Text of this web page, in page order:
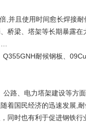
,并且使用时间愈长焊接耐
桥梁、塔架等长期暴露
耐候钢板、
路、电力塔架建设等方
着国民经济的迅速发展,
同时也有利于促进钢铁行